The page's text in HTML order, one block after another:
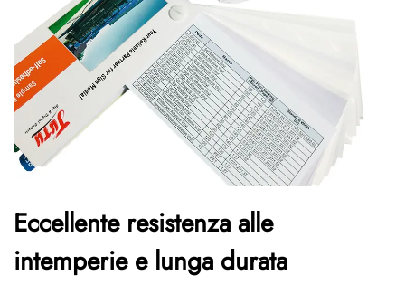
Eccellente resistenza alle
intemperie e lunga durata